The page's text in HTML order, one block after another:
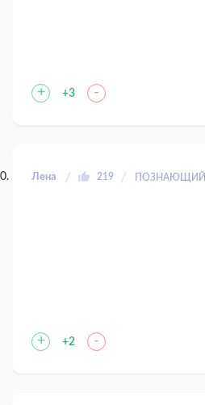
+ +3 -
Лена 219 ПОЗНАЮЩИЙ
+ +2 -